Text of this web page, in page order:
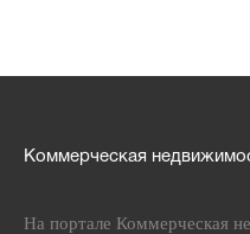
Коммерческая
На портале Коммерческая